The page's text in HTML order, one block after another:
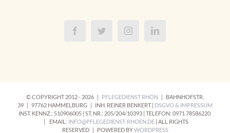
© COPYRIGHT 2012 - 2026 | PFLEGEDIENST RHÖN | BAHNHOFSTR.
39 | 97762 HAMMELBURG | INH. REINER BENKERT | DSGVO & IMPRESSUM
INST. KENNZ.: 510906005 | ST, NR.: 205/204/10393 | TELEFON: 0971 78586220
| EMAIL: INFO@PFLEGEDIENST-RHOEN.DE | ALL RIGHTS
RESERVED | POWERED BYWORDPRESS